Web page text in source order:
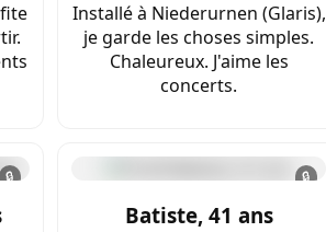
Installé à Niederurnen (Glaris),
je garde les choses simples.
Chaleureux. J'aime les
concerts.
🔒 🔒
Batiste, 41 ans